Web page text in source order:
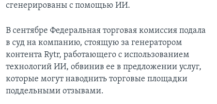
сгенерированы с помощью ИИ.
В сентябре Федеральная торговая комиссия подала
в суд на компанию, стоящую за генератором
контента Rytr, работающего с использованием
технологий ИИ, обвинив ее в предложении услуг,
которые могут наводнить торговые площадки
поддельными отзывами.